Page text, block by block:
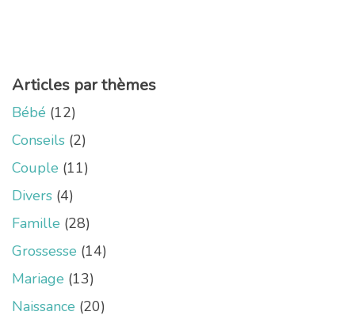
Articles par thèmes
Bébé (12)
Conseils (2)
Couple (11)
Divers (4)
Famille (28)
Grossesse (14)
Mariage (13)
Naissance (20)